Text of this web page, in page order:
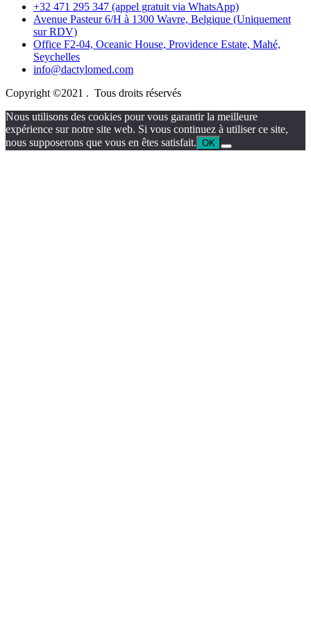
+32 471 295 347 (appel gratuit via WhatsApp)
Avenue Pasteur 6/H à 1300 Wavre, Belgique (Uniquement
sur RDV)
Office F2-04, Oceanic House, Providence Estate, Mahé,
Seychelles
info@dactylomed.com
Copyright ©2021 . Tous droits réservés
Nous utilisons des cookies pour vous garantir la meilleure
expérience sur notre site web. Si vous continuez à utiliser ce site,
nous supposerons que vous en êtes satisfait. OK